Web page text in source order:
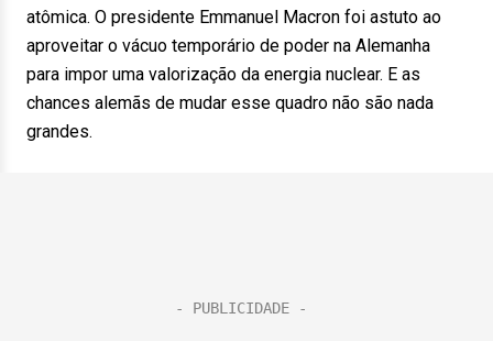
atômica. O presidente Emmanuel Macron foi astuto ao
aproveitar o vácuo temporário de poder na Alemanha
para impor uma valorização da energia nuclear. E as
chances alemãs de mudar esse quadro não são nada
grandes.